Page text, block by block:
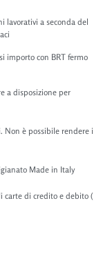
lavorativi a seconda del
importo con BRT fermo
a disposizione per
Non è possibile rendere i
Made in Italy
carte di credito e debito (